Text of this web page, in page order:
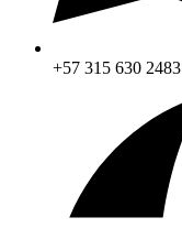
+57 315 630 2483